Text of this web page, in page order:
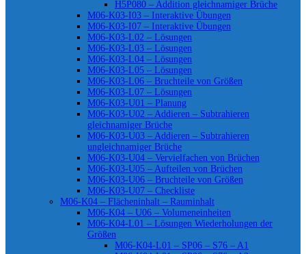
H5P080 – Addition gleichnamiger Brüche
M06-K03-I03 – Interaktive Übungen
M06-K03-I07 – Interaktive Übungen
M06-K03-L02 – Lösungen
M06-K03-L03 – Lösungen
M06-K03-L04 – Lösungen
M06-K03-L05 – Lösungen
M06-K03-L06 – Bruchteile von Größen
M06-K03-L07 – Lösungen
M06-K03-U01 – Planung
M06-K03-U02 – Addieren – Subtrahieren
gleichnamiger Brüche
M06-K03-U03 – Addieren – Subtrahieren
ungleichnamiger Brüche
M06-K03-U04 – Vervielfachen von Brüchen
M06-K03-U05 – Aufteilen von Brüchen
M06-K03-U06 – Bruchteile von Größen
M06-K03-U07 – Checkliste
M06-K04 – Flächeninhalt – Rauminhalt
M06-K04 – U06 – Volumeneinheiten
M06-K04-L01 – Lösungen Wiederholungen der
Größen
M06-K04-L01 – SP06 – S76 – A1